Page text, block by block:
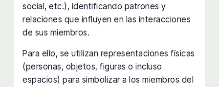
social, etc.), identificando patrones y
relaciones que influyen en las interacciones
de sus miembros.
Para ello, se utilizan representaciones físicas
(personas, objetos, figuras o incluso
espacios) para simbolizar a los miembros del